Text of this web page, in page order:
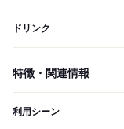
ドリンク
特徴・関連情報
利用シーン